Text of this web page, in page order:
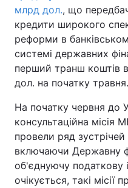
Архів
Контакти
млрд дол., що
кредити широкого
реформи в
системі державних
перший транш коштів
дол. на початку травня.
На початку червня до
консультаційна місія
провели ряд зустрічей
включаючи Державну
об'єднуючу податкову
очікується, такі місії